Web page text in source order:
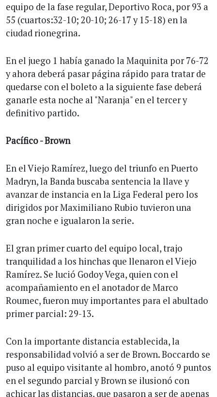
equipo de la fase regular, Deportivo Roca, por 93 a
55 (cuartos:32-10; 20-10; 26-17 y 15-18) en la
ciudad rionegrina.
En el juego 1 había ganado la Maquinita por 76-72
y ahora deberá pasar página rápido para tratar de
quedarse con el boleto a la siguiente fase deberá
ganarle esta noche al "Naranja" en el tercer y
definitivo partido.
Pacífico - Brown
En el Viejo Ramírez, luego del triunfo en Puerto
Madryn, la Banda buscaba sentencia la llave y
avanzar de instancia en la Liga Federal pero los
dirigidos por Maximiliano Rubio tuvieron una
gran noche e igualaron la serie.
El gran primer cuarto del equipo local, trajo
tranquilidad a los hinchas que llenaron el Viejo
Ramírez. Se lució Godoy Vega, quien con el
acompañamiento en el anotador de Marco
Roumec, fueron muy importantes para el abultado
primer parcial: 29-13.
Con la importante distancia establecida, la
responsabilidad volvió a ser de Brown. Boccardo se
puso al equipo visitante al hombro, anotó 9 puntos
en el segundo parcial y Brown se ilusionó con
achicar las distancias, que pasaron a ser de apenas